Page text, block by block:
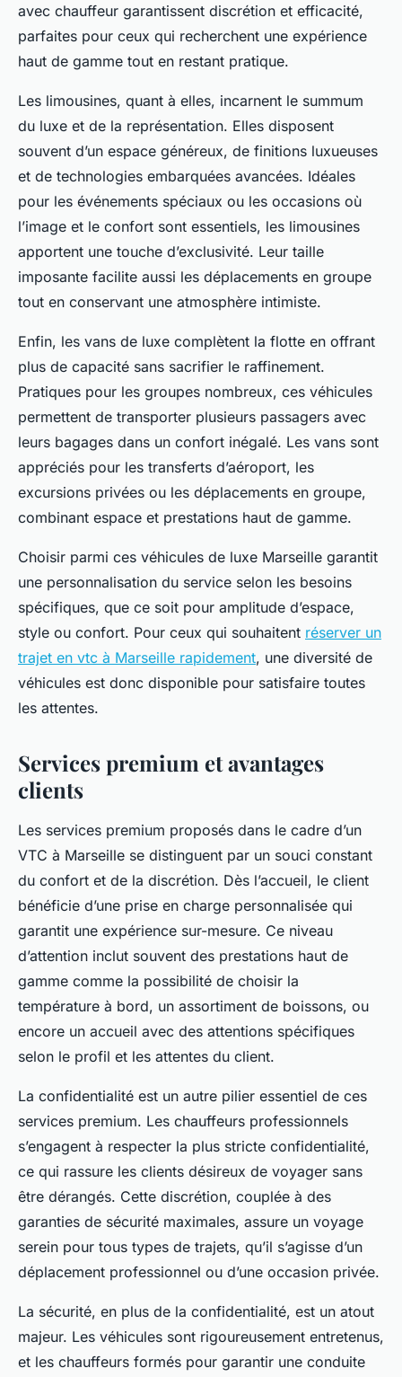
avec chauffeur garantissent discrétion et efficacité,
parfaites pour ceux qui recherchent une expérience
haut de gamme tout en restant pratique.
Les limousines, quant à elles, incarnent le summum
du luxe et de la représentation. Elles disposent
souvent d’un espace généreux, de finitions luxueuses
et de technologies embarquées avancées. Idéales
pour les événements spéciaux ou les occasions où
l’image et le confort sont essentiels, les limousines
apportent une touche d’exclusivité. Leur taille
imposante facilite aussi les déplacements en groupe
tout en conservant une atmosphère intimiste.
Enfin, les vans de luxe complètent la flotte en offrant
plus de capacité sans sacrifier le raffinement.
Pratiques pour les groupes nombreux, ces véhicules
permettent de transporter plusieurs passagers avec
leurs bagages dans un confort inégalé. Les vans sont
appréciés pour les transferts d’aéroport, les
excursions privées ou les déplacements en groupe,
combinant espace et prestations haut de gamme.
Choisir parmi ces véhicules de luxe Marseille garantit
une personnalisation du service selon les besoins
spécifiques, que ce soit pour amplitude d’espace,
style ou confort. Pour ceux qui souhaitent réserver un
trajet en vtc à Marseille rapidement, une diversité de
véhicules est donc disponible pour satisfaire toutes
les attentes.
Services premium et avantages
clients
Les services premium proposés dans le cadre d’un
VTC à Marseille se distinguent par un souci constant
du confort et de la discrétion. Dès l’accueil, le client
bénéficie d’une prise en charge personnalisée qui
garantit une expérience sur-mesure. Ce niveau
d’attention inclut souvent des prestations haut de
gamme comme la possibilité de choisir la
température à bord, un assortiment de boissons, ou
encore un accueil avec des attentions spécifiques
selon le profil et les attentes du client.
La confidentialité est un autre pilier essentiel de ces
services premium. Les chauffeurs professionnels
s’engagent à respecter la plus stricte confidentialité,
ce qui rassure les clients désireux de voyager sans
être dérangés. Cette discrétion, couplée à des
garanties de sécurité maximales, assure un voyage
serein pour tous types de trajets, qu’il s’agisse d’un
déplacement professionnel ou d’une occasion privée.
La sécurité, en plus de la confidentialité, est un atout
majeur. Les véhicules sont rigoureusement entretenus,
et les chauffeurs formés pour garantir une conduite